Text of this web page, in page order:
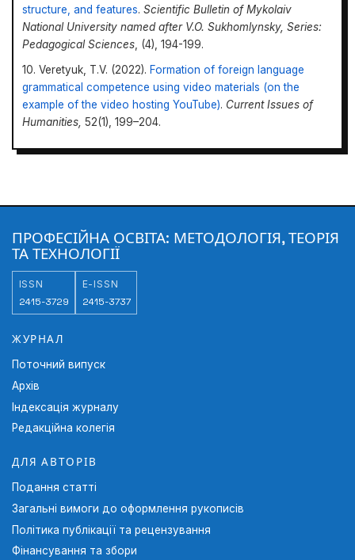
structure, and features.Scientific Bulletin of Mykolaiv
National University named after V.O. Sukhomlynsky, Series:
Pedagogical Sciences, (4), 194-199.
10. Veretyuk, T.V. (2022). Formation of foreign language
grammatical competence using video materials (on the
example of the video hosting YouTube). Current Issues of
Humanities,52(1), 199–204.
Methodology, Theory and Technologies
https://doi.org/10.31470/2415-3729-2023-18-155-173
ПРОФЕСІЙНА ОСВІТА: МЕТОДОЛОГІЯ, ТЕОРІЯ
ТА ТЕХНОЛОГІЇ
ISSN
2415-3729
E-ISSN
2415-3737
ЖУРНАЛ
Поточний випуск
Архів
Індексація журналу
Редакційна колегія
ДЛЯ АВТОРІВ
Подання статті
Загальні вимоги до оформлення рукописів
Політика публікації та рецензування
Фінансування та збори